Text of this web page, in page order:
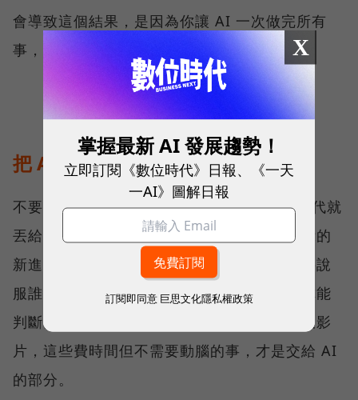
會導致這個結果，是因為你讓 AI 一次做完所有
事，但它根本沒有能力替你把關。
把 AI 當助理，你才是把關的主管
不要把 AI 當成可以全包的代筆，什麼都不交代就
丟給它。把它當成能力很強、但需要明確指示的
新進助理。你的工作是抓大方向，這份簡報要說
服誰、邏輯順不順、數字對不對，這些只有你能
判斷。至於把內容整理成段落、把段落排成投影
片，這些費時間但不需要動腦的事，才是交給 AI
的部分。
X
掌握最新 AI 發展趨勢！
立即訂閱《數位時代》日報、《一天
一AI》圖解日報
訂閱即同意 巨思文化隱私權政策